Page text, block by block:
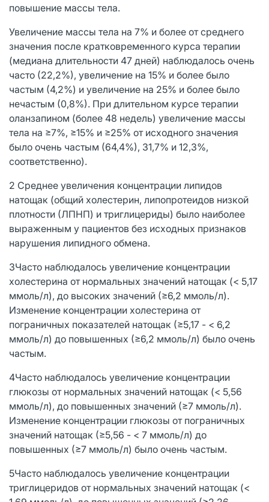
повышение массы тела.
Увеличение массы тела на 7% и более от среднего
значения после кратковременного курса терапии
(медиана длительности 47 дней) наблюдалось очень
часто (22,2%), увеличение на 15% и более было
частым (4,2%) и увеличение на 25% и более было
нечастым (0,8%). При длительном курсе терапии
оланзапином (более 48 недель) увеличение массы
тела на ≥7%, ≥15% и ≥25% от исходного значения
было очень частым (64,4%), 31,7% и 12,3%,
соответственно).
2 Среднее увеличения концентрации липидов
натощак (общий холестерин, липопротеидов низкой
плотности (ЛПНП) и триглицериды) было наиболее
выраженным у пациентов без исходных признаков
нарушения липидного обмена.
3Часто наблюдалось увеличение концентрации
холестерина от нормальных значений натощак (< 5,17
ммоль/л), до высоких значений (≥6,2 ммоль/л).
Изменение концентрации холестерина от
пограничных показателей натощак (≥5,17 - < 6,2
ммоль/л) до повышенных (≥6,2 ммоль/л) было очень
частым.
4Часто наблюдалось увеличение концентрации
глюкозы от нормальных значений натощак (< 5,56
ммоль/л), до повышенных значений (≥7 ммоль/л).
Изменение концентрации глюкозы от пограничных
значений натощак (≥5,56 - < 7 ммоль/л) до
повышенных (≥7 ммоль/л) было очень частым.
5Часто наблюдалось увеличение концентрации
триглицеридов от нормальных значений натощак (<